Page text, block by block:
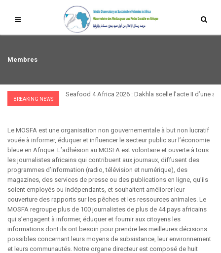
Membres
BREAKING NEWS
Seafood 4 Africa 2026 : Dakhla scelle l’acte II d’une
Le MOSFA est une organisation non gouvernementale à but non lucratif
vouée à informer, éduquer et influencer le secteur public sur l’économie
bleue en Afrique. L’adhésion au MOSFA est volontaire et ouverte à tous
les journalistes africains qui contribuent aux journaux, diffusent des
programmes d’information (radio, télévision et numérique), des
magazines, des services de presse ou des publications en ligne, qu’ils
soient employés ou indépendants, et souhaitent améliorer leur
couverture des rapports sur les pêches et les ressources animales. Le
MOSFA regroupe plus de 100 journalistes de plus de 44 pays africains
qui s’engagent à informer, éduquer et fournir aux citoyens les
informations dont ils ont besoin pour prendre les meilleures décisions
possibles concernant leurs moyens de subsistance, leur environnement
et leurs communautés. Notre organe directeur est composé de huit